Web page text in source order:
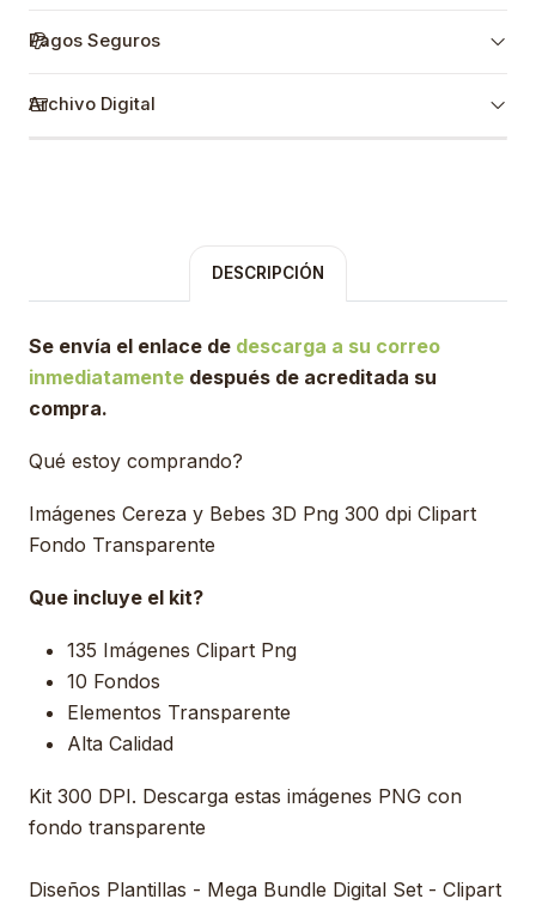
Pagos Seguros
Archivo Digital
DESCRIPCIÓN
Se envía el enlace de descarga a su correo
inmediatamente después de acreditada su
compra.
Qué estoy comprando?
Imágenes Cereza y Bebes 3D Png 300 dpi Clipart
Fondo Transparente
Que incluye el kit?
135 Imágenes Clipart Png
10 Fondos
Elementos Transparente
Alta Calidad
Kit 300 DPI. Descarga estas imágenes PNG con
fondo transparente
Diseños Plantillas - Mega Bundle Digital Set - Clipart